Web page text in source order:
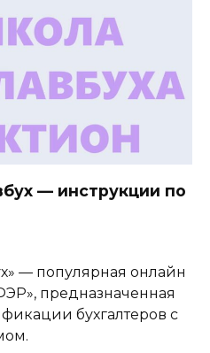
— инструкции по
— популярная онлайн
предназначенная
бухгалтеров с